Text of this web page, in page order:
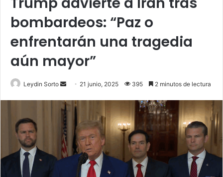
bombardeos: “Paz o
enfrentarán una tragedia
aún mayor”
Leydin Sorto
Send
email
21 junio, 2025 395 2 minutos de lectura